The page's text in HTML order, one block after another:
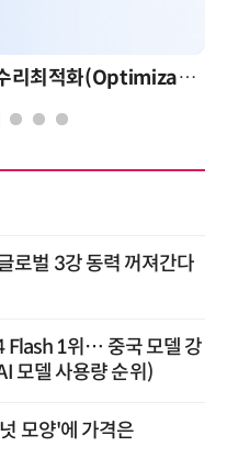
AI 시대의 의사결정을 바꾸는 수리최적화(Optimization): 실제 산업 적용 사례와 활용 전략
로벌 3강 동력 꺼져간다
Flash 1위… 중국 모델 강
모델 사용량 순위)
모양'에 가격은